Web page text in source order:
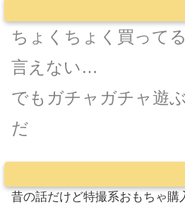
ちょくちょく買って
言えない…
でもガチャガチャ遊
だ
昔の話だけど特撮系おもちゃ購